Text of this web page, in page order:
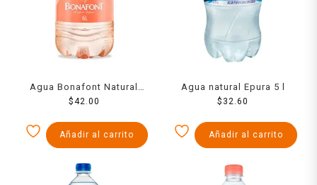
Agua Bonafont Natural
6000 Ml
$42.00
Añadir al carrito
Agua natural Epura 5 l
$ 32.60
Añadir al carrito